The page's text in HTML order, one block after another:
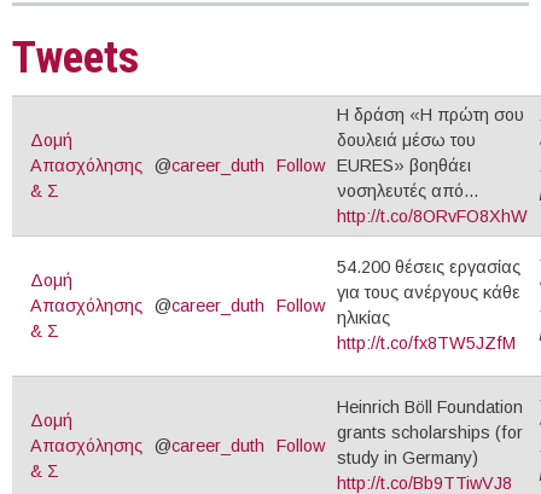
Tweets
Δομή
Απασχόλησης
& Σ
@career_duth Follow
Η δράση «Η πρώτη σου
δουλειά μέσω του
EURES» βοηθάει
νοσηλευτές από...
http://t.co/8ORvFO8XhW
Δομή
Απασχόλησης
& Σ
@career_duth Follow
54.200 θέσεις εργασίας
για τους ανέργους κάθε
ηλικίας
http://t.co/fx8TW5JZfM
Δομή
Απασχόλησης
& Σ
@career_duth Follow
Heinrich Böll Foundation
grants scholarships (for
study in Germany)
http://t.co/Bb9TTiwVJ8